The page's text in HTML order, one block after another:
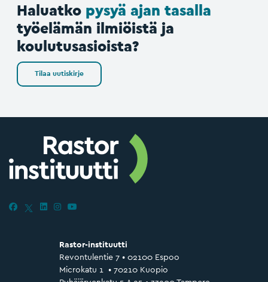
Haluatko pysyä ajan tasalla
työelämän ilmiöistä ja
koulutusasioista?
Tilaa uutiskirje
Rastor-instituutti
Revontulentie 7 • 02100 Espoo
Microkatu 1 • 70210 Kuopio